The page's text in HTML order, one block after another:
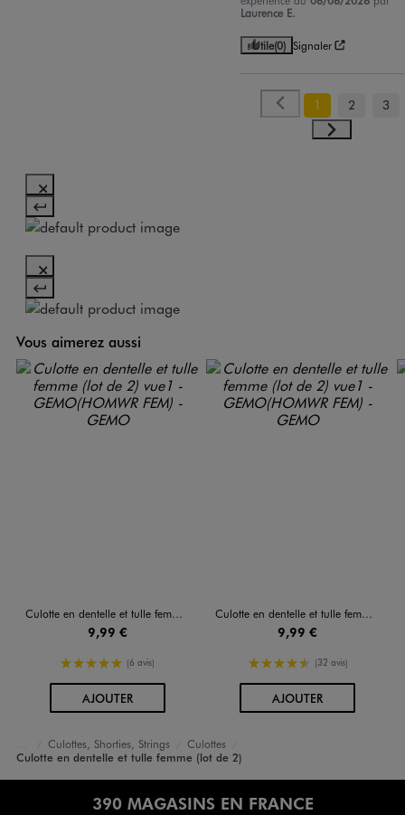
Laurence E.
Utile(0) Signaler
1 2 3
Vous aimerez aussi
Culotte en dentelle et tulle femme (lot de 2)
9,99 €
5/5 de moyenne
(6 avis)
AJOUTERAU PANIER
Culotte en dentelle et tulle femme (lot de 2)
9,99 €
4.5/5 de moyenne
(32 avis)
AJOUTERAU PANIER
Accueil
Femme
Lingerie
Culottes, Shorties, Strings
Culottes
Culotte en dentelle et tulle femme (lot de 2)
390 MAGASINS EN FRANCE